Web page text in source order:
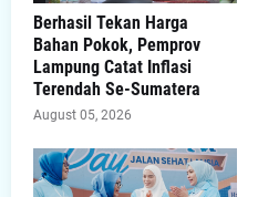
Berhasil Tekan Harga
Bahan Pokok, Pemprov
Lampung Catat Inflasi
Terendah Se-Sumatera
August 05, 2026